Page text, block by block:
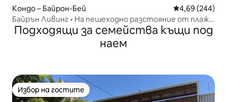
Кондо – Байрон-Бей Средна
4,69 (244)
Байрън Ливинг • На пешеходно разстояние от плажа
• Месечни престои
Подходящи за семейства къщи под
наем
Избор на гостите
Избор на гостите